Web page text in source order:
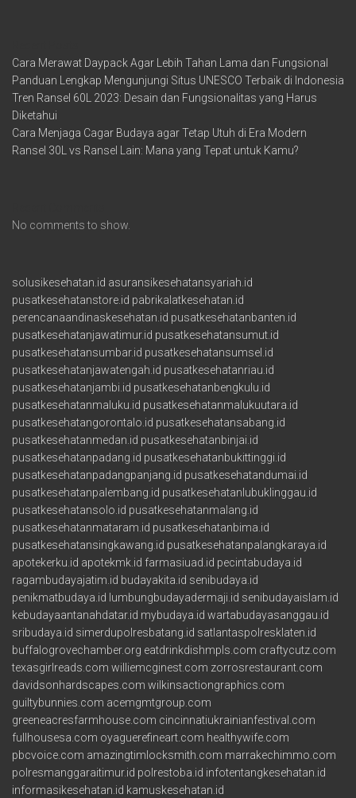
Cara Merawat Daypack Agar Lebih Tahan Lama dan Fungsional
Panduan Lengkap Mengunjungi Situs UNESCO Terbaik di Indonesia
Tren Ransel 60L 2023: Desain dan Fungsionalitas yang Harus
Diketahui
Cara Menjaga Cagar Budaya agar Tetap Utuh di Era Modern
Ransel 30L vs Ransel Lain: Mana yang Tepat untuk Kamu?
No comments to show.
solusikesehatan.id asuransikesehatansyariah.id
pusatkesehatanstore.id pabrikalatkesehatan.id
perencanaandinaskesehatan.id pusatkesehatanbanten.id
pusatkesehatanjawatimur.id pusatkesehatansumut.id
pusatkesehatansumbar.id pusatkesehatansumsel.id
pusatkesehatanjawatengah.id pusatkesehatanriau.id
pusatkesehatanjambi.id pusatkesehatanbengkulu.id
pusatkesehatanmaluku.id pusatkesehatanmalukuutara.id
pusatkesehatangorontalo.id pusatkesehatansabang.id
pusatkesehatanmedan.id pusatkesehatanbinjai.id
pusatkesehatanpadang.id pusatkesehatanbukittinggi.id
pusatkesehatanpadangpanjang.id pusatkesehatandumai.id
pusatkesehatanpalembang.id pusatkesehatanlubuklinggau.id
pusatkesehatansolo.id pusatkesehatanmalang.id
pusatkesehatanmataram.id pusatkesehatanbima.id
pusatkesehatansingkawang.id pusatkesehatanpalangkaraya.id
apotekerku.id apotekmk.id farmasiuad.id pecintabudaya.id
ragambudayajatim.id budayakita.id senibudaya.id
penikmatbudaya.id lumbungbudayadermaji.id senibudayaislam.id
kebudayaantanahdatar.id mybudaya.id wartabudayasanggau.id
sribudaya.id simerdupolresbatang.id satlantaspolresklaten.id
buffalogrovechamber.org eatdrinkdishmpls.com craftycutz.com
texasgirlreads.com williemcginest.com zorrosrestaurant.com
davidsonhardscapes.com wilkinsactiongraphics.com
guiltybunnies.com acemgmtgroup.com
greeneacresfarmhouse.com cincinnatiukrainianfestival.com
fullhousesa.com oyaguerefineart.com healthywife.com
pbcvoice.com amazingtimlocksmith.com marrakechimmo.com
polresmanggaraitimur.id polrestoba.id infotentangkesehatan.id
informasikesehatan.id kamuskesehatan.id